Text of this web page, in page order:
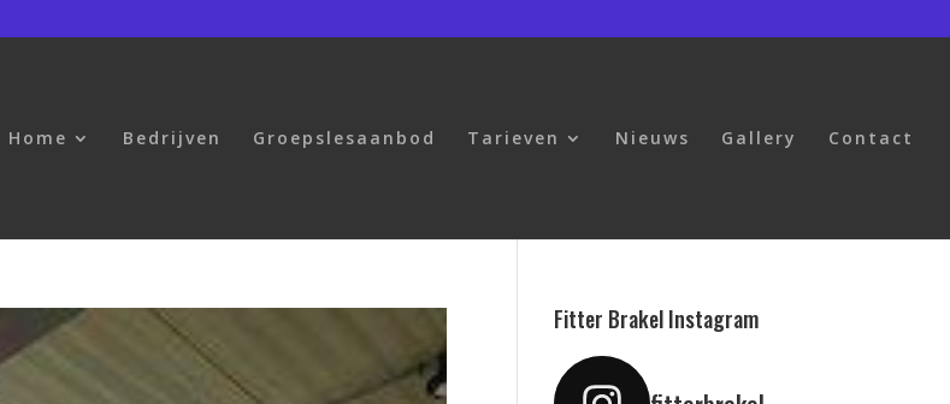
Home Bedrijven Groepslesaanbod Tarieven Nieuws Gallery Contact
Fitter Brakel Instagram